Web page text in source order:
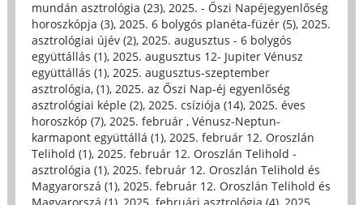
mundán asztrológia (23), 2025. - Őszi Napéjegyenlőség
horoszkópja (3), 2025. 6 bolygós planéta-füzér (5), 2025.
asztrológiai újév (2), 2025. augusztus - 6 bolygós
együttállás (1), 2025. augusztus 12- Jupiter Vénusz
együttállás (1), 2025. augusztus-szeptember
asztrológia, (1), 2025. az Őszi Nap-éj egyenlőség
asztrológiai képle (2), 2025. csíziója (14), 2025. éves
horoszkóp (7), 2025. február , Vénusz-Neptun-
karmapont együttállá (1), 2025. február 12. Oroszlán
Telihold (1), 2025. február 12. Oroszlán Telihold -
asztrológia (1), 2025. február 12. Oroszlán Telihold és
Magyarorszá (1), 2025. február 12. Oroszlán Telihold és
Magyarorszá (1), 2025. februári asztrológia (4), 2025.